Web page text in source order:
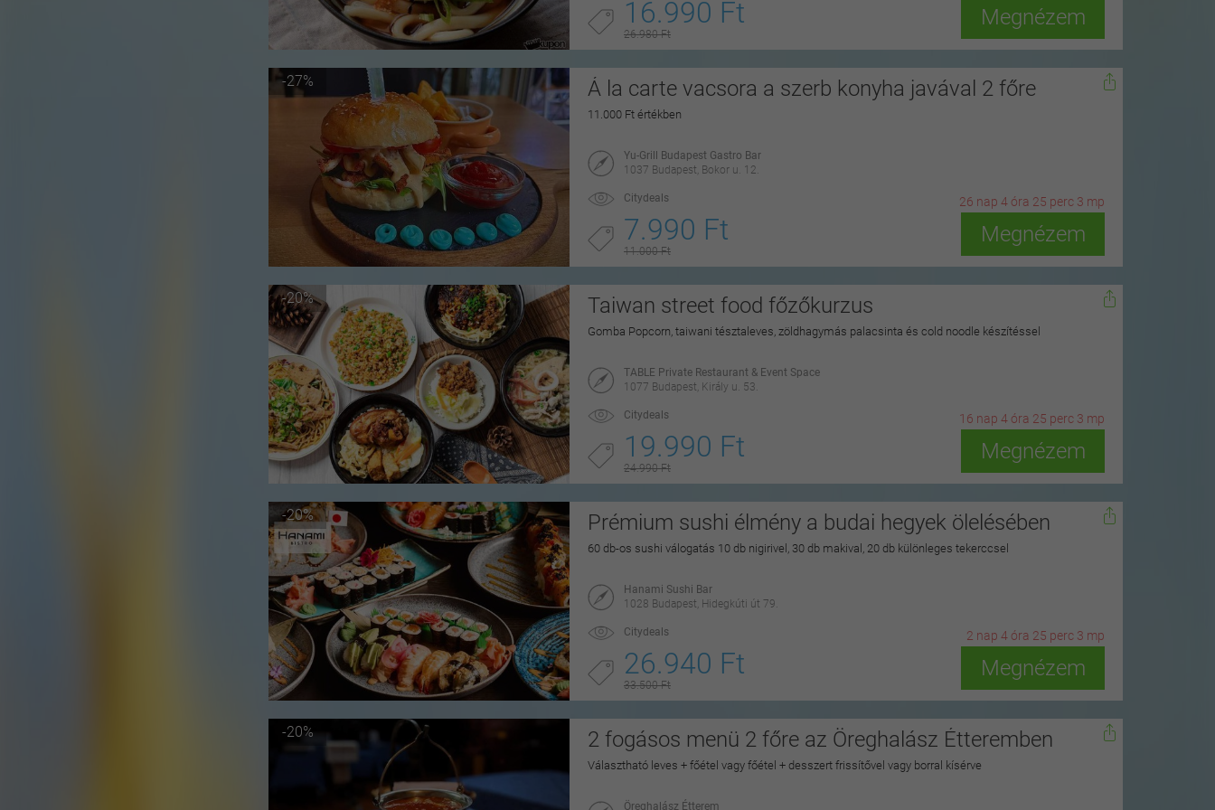
16.990 Ft
26.980 Ft
Megnézem
-27% Á la carte vacsora a szerb konyha javával 2 főre
11.000 Ft értékben
Yu-Grill Budapest Gastro Bar
1037 Budapest, Bokor u. 12.
Citydeals 26 nap 4 óra 25 perc 1 mp
7.990 Ft
11.000 Ft
Megnézem
-20% Taiwan street food főzőkurzus
Gomba Popcorn, taiwani tésztaleves, zöldhagymás palacsinta és cold noodle készítéssel
TABLE Private Restaurant & Event Space
1077 Budapest, Király u. 53.
Citydeals 16 nap 4 óra 25 perc 1 mp
19.990 Ft
24.990 Ft
Megnézem
-20% Prémium sushi élmény a budai hegyek ölelésében
60 db-os sushi válogatás 10 db nigirivel, 30 db makival, 20 db különleges tekerccsel
Hanami Sushi Bar
1028 Budapest, Hidegkúti út 79.
Citydeals 2 nap 4 óra 25 perc 1 mp
26.940 Ft
33.500 Ft
Megnézem
-20% 2 fogásos menü 2 főre az Öreghalász Étteremben
Választható leves + főétel vagy főétel + desszert frissítővel vagy borral kísérve
Öreghalász Étterem